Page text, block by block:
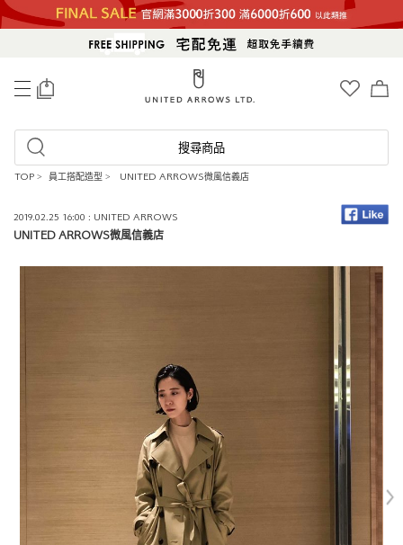
搜尋商品
TOP > 員工搭配造型 > UNITED ARROWS微風信義店
2019.02.25 16:00 : UNITED ARROWS
UNITED ARROWS微風信義店